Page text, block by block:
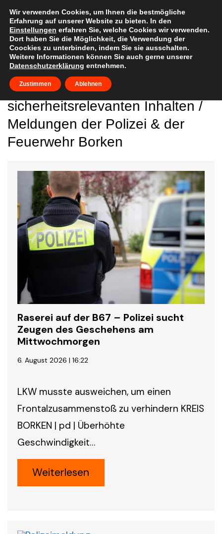
content
Beiträge mt
sicherheitsrelevanten Inhalten /
Meldungen der Polizei & der
Feuerwehr Borken
Raserei auf der B67 – Polizei sucht
Zeugen des Geschehens am
Mittwochmorgen
6. August 2026 | 16:22
LKW musste ausweichen, um einen
Frontalzusammenstoß zu verhindern KREIS
BORKEN | pd | Überhöhte
Geschwindigkeit…
Weiterlesen
Wir verwenden Cookies, um Ihnen die bestmögliche
Erfahrung auf unserer Website zu bieten. In den
Einstellungen erfahren Sie, welche Cookies wir verwenden.
Dort haben Sie die Möglichkeit, die Verwendung der
Coockies zu unterbinden, indem Sie sie ausschalten.
Weitere Informationen können Sie auch gerne unserer
Datenschutzerklärung entnehmen.
Zustimmen Ablehnen